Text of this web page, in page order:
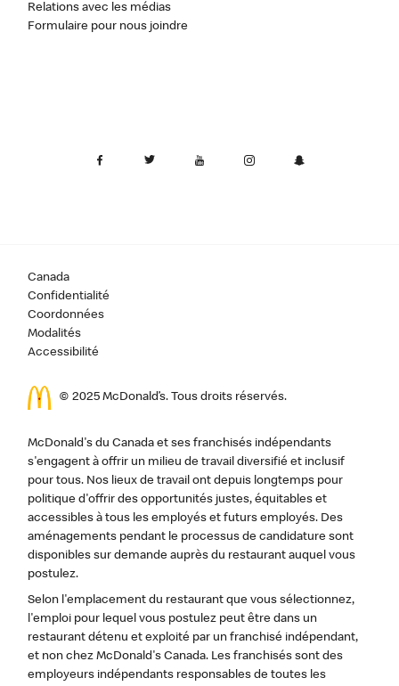
Relations avec les médias
Formulaire pour nous joindre
Canada
Confidentialité
Coordonnées
Modalités
Accessibilité
© 2025 McDonald’s. Tous droits réservés.
McDonald's du Canada et ses franchisés indépendants
s'engagent à offrir un milieu de travail diversifié et inclusif
pour tous. Nos lieux de travail ont depuis longtemps pour
politique d'offrir des opportunités justes, équitables et
accessibles à tous les employés et futurs employés. Des
aménagements pendant le processus de candidature sont
disponibles sur demande auprès du restaurant auquel vous
postulez.
Selon l'emplacement du restaurant que vous sélectionnez,
l'emploi pour lequel vous postulez peut être dans un
restaurant détenu et exploité par un franchisé indépendant,
et non chez McDonald's Canada. Les franchisés sont des
employeurs indépendants responsables de toutes les